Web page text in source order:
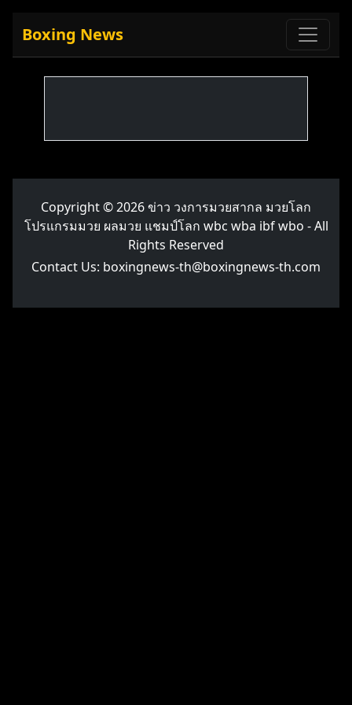
Boxing News
Copyright © 2026ข่าว วงการมวยสากล มวยโลก
โปรแกรมมวย ผลมวย แชมป์โลก wbc wba ibf wbo - All
Rights Reserved
Contact Us: boxingnews-th@boxingnews-th.com